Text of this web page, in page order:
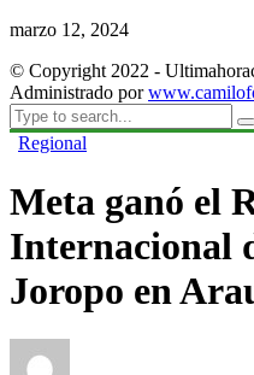
marzo 12, 2024
© Copyright 2022 -
Administrado por
Regional
Meta ganó el
Internacional
Joropo en